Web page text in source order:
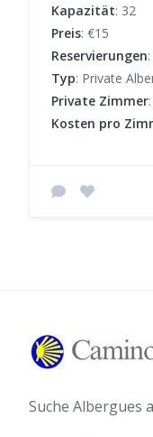
Kapazität: 32
Preis: €15
Reservierungen
Typ: Private
Private Zimmer
Kosten pro
Suche Albergues